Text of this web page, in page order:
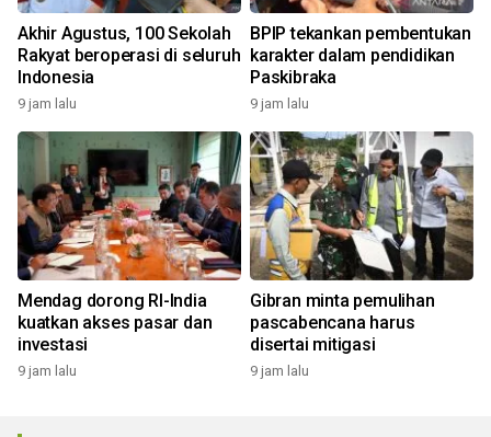
Akhir Agustus, 100 Sekolah
Rakyat beroperasi di seluruh
Indonesia
9 jam lalu
BPIP tekankan pembentukan
karakter dalam pendidikan
Paskibraka
9 jam lalu
Mendag dorong RI-India
kuatkan akses pasar dan
investasi
9 jam lalu
Gibran minta pemulihan
pascabencana harus
disertai mitigasi
9 jam lalu